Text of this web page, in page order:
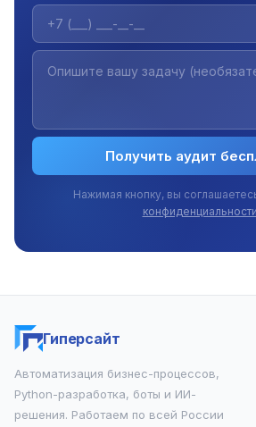
Получить аудит
Нажимая кнопку, вы
конфиденциальности
Гиперсайт
Автоматизация бизнес-процессов,
Python-разработка, боты и ИИ-
решения. Работаем по всей России